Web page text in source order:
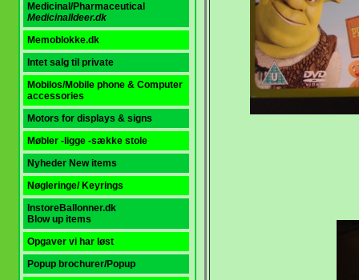
Medicinal/Pharmaceutica
MedicinalIdeer.dk
Memoblokke.dk
Intet salg til private
Mobilos/Mobile phone & Computer
accessories
Motors for displays & signs
Møbler -ligge -sække stole
Nyheder New items
Nøgleringe/ Keyrings
InstoreBallonner.dk
Blow up items
Opgaver vi har løst
Popup brochurer/Popup